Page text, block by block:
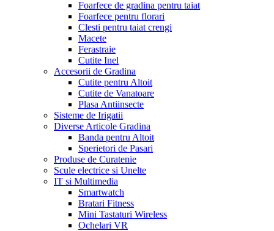
Foarfece de gradina pentru taiat
Foarfece pentru florari
Clesti pentru taiat crengi
Macete
Ferastraie
Cutite Inel
Accesorii de Gradina
Cutite pentru Altoit
Cutite de Vanatoare
Plasa Antiinsecte
Sisteme de Irigatii
Diverse Articole Gradina
Banda pentru Altoit
Sperietori de Pasari
Produse de Curatenie
Scule electrice si Unelte
IT si Multimedia
Smartwatch
Bratari Fitness
Mini Tastaturi Wireless
Ochelari VR